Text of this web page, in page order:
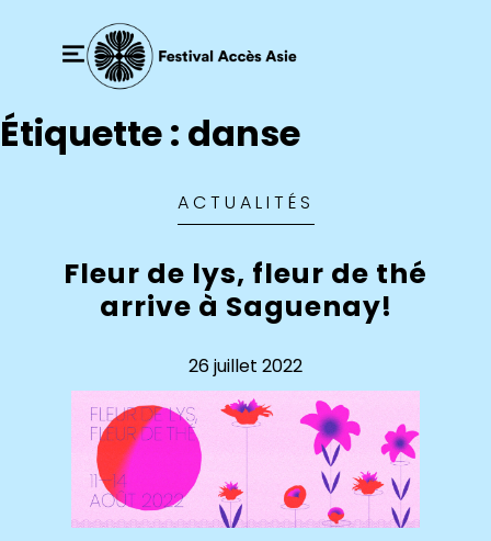
Étiquette : danse
ACTUALITÉS
Fleur de lys, fleur de thé
arrive à Saguenay!
26 juillet 2022